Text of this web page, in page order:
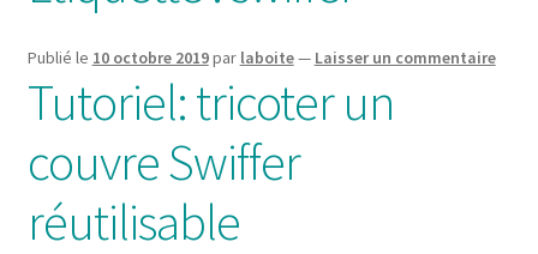
Password Reset
Register
Solde de la carte-cadeau
Boutique en ligne
Publié le 10 octobre 2019par laboite— Laisser un commentaire
Tutoriel: tricoter un
couvre Swiffer
réutilisable